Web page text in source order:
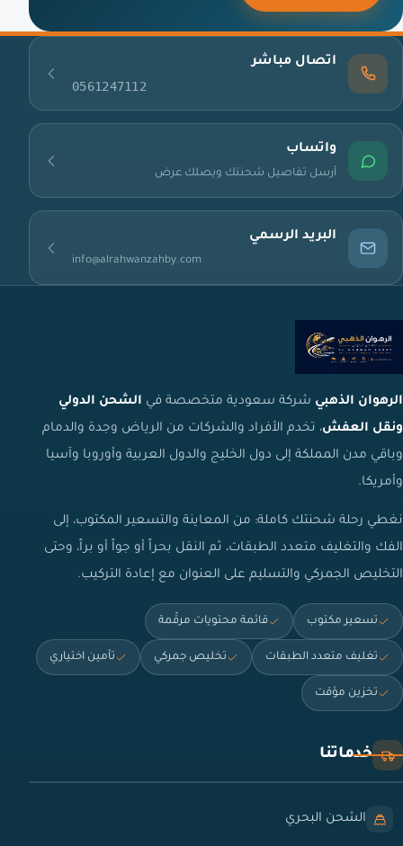
اتصال مباشر
0561247112
واتساب
أرسل تفاصيل شحنتك ويصلك عرض
البريد الرسمي
info@alrahwanzahby.com
الرهوان الذهبي شركة سعودية متخصصة في الشحن الدولي
ونقل العفش، تخدم الأفراد والشركات من الرياض وجدة والدمام
وباقي مدن المملكة إلى دول الخليج والدول العربية وأوروبا وآسيا
وأمريكا.
نغطي رحلة شحنتك كاملة: من المعاينة والتسعير المكتوب، إلى
الفك والتغليف متعدد الطبقات، ثم النقل بحراً أو جواً أو براً، وحتى
التخليص الجمركي والتسليم على العنوان مع إعادة التركيب.
تسعير مكتوب قائمة محتويات مرقّمة
تغليف متعدد الطبقات تخليص جمركي تأمين اختياري
تخزين مؤقت
خدماتنا
الشحن البحري